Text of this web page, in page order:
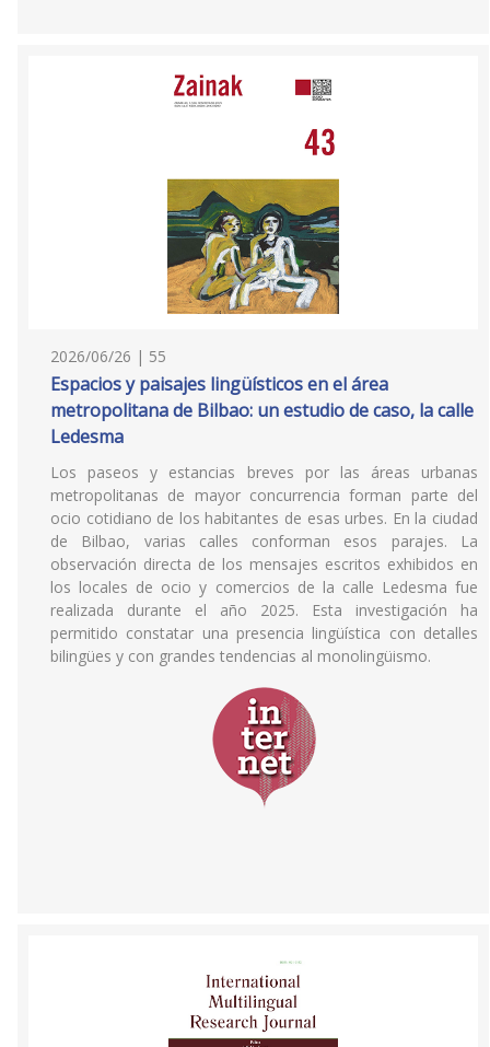
2026/06/26 | 55
Espacios y paisajes lingüísticos en el área
metropolitana de Bilbao: un estudio de caso, la calle
Ledesma
Los paseos y estancias breves por las áreas urbanas
metropolitanas de mayor concurrencia forman parte del
ocio cotidiano de los habitantes de esas urbes. En la ciudad
de Bilbao, varias calles conforman esos parajes. La
observación directa de los mensajes escritos exhibidos en
los locales de ocio y comercios de la calle Ledesma fue
realizada durante el año 2025. Esta investigación ha
permitido constatar una presencia lingüística con detalles
bilingües y con grandes tendencias al monolingüismo.